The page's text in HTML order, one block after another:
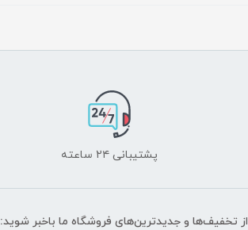
پشتیبانی ۲۴ ساعته
از تخفیف‌ها و جدیدترین‌های فروشگاه ما باخبر شوید: